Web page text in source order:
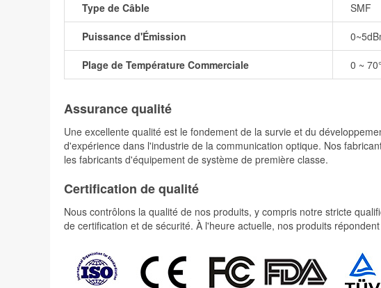
Type de Câble SMF
Puissance d'Émission
Plage de Température Commerciale 0 ~
Assurance qualité
Une excellente qualité est le fondement de la survie et du
d'expérience dans l'industrie de la communication optique. Nos
les fabricants d'équipement de système de première classe.
Certification de qualité
Nous contrôlons la qualité de nos produits, y compris notre stricte
de certification et de sécurité. À l'heure actuelle, nos produits